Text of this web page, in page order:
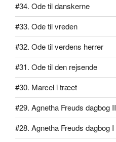
#34. Ode til danskerne
#33. Ode til vreden
#32. Ode til verdens herrer
#31. Ode til den rejsende
#30. Marcel i træet
#29. Agnetha Freuds dagbog II
#28. Agnetha Freuds dagbog I